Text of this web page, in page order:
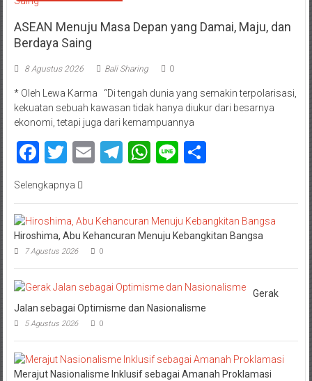
ASEAN Menuju Masa Depan yang Damai, Maju, dan
Berdaya Saing
8 Agustus 2026 Bali Sharing 0
* Oleh Lewa Karma “Di tengah dunia yang semakin terpolarisasi,
kekuatan sebuah kawasan tidak hanya diukur dari besarnya
ekonomi, tetapi juga dari kemampuannya
Facebook
Twitter
EmailTelegram
WhatsApp
LineShare
Selengkapnya
Hiroshima, Abu Kehancuran Menuju Kebangkitan Bangsa
7 Agustus 2026 0
Gerak
Jalan sebagai Optimisme dan Nasionalisme
5 Agustus 2026 0
Merajut Nasionalisme Inklusif sebagai Amanah Proklamasi